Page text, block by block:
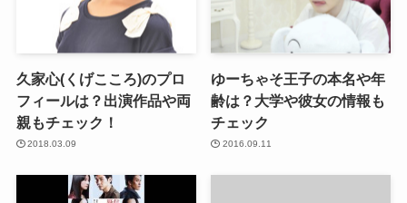
久家心(くげこころ)のプロ
フィールは？出演作品や両
親もチェック！
2018.03.09
ゆーちゃそ王子の本名や年
齢は？大学や彼女の情報も
チェック
2016.09.11